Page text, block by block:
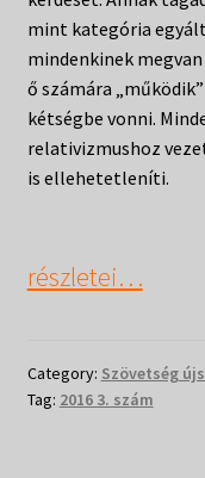
mint kategória
mindenkinek megvan
ő számára
kétségbe vonni.
relativizmushoz
is ellehetetleníti.
Betekintés
Szövetség
újság
részletei…
Category: Szövetség
Tag: 2016 3. szám